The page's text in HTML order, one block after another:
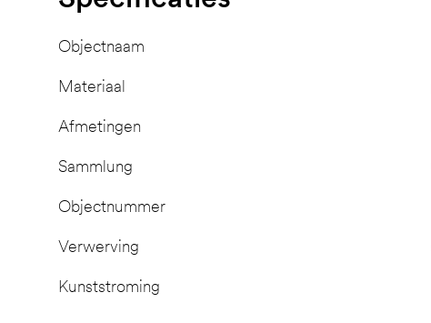
Objectnaam
Materiaal
Afmetingen
Sammlung
Objectnummer
Verwerving
Kunststroming